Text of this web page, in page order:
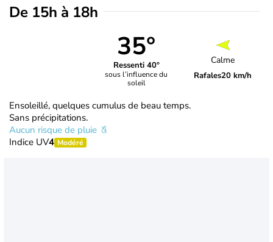
De 15h à 18h
35°
Ressenti 40°
sous l’influence du
soleil
Calme
Rafales20 km/h
Ensoleillé, quelques cumulus de beau temps.
Sans précipitations.
Aucun risque de pluie
Indice UV4 Modéré